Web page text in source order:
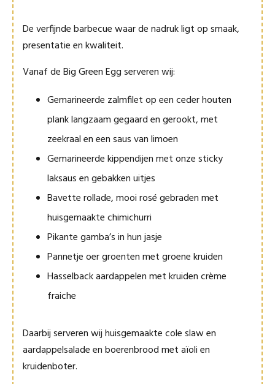
De verfijnde barbecue waar de nadruk ligt op smaak,
presentatie en kwaliteit.
Vanaf de Big Green Egg serveren wij:
Gemarineerde zalmfilet op een ceder houten
plank langzaam gegaard en gerookt, met
zeekraal en een saus van limoen
Gemarineerde kippendijen met onze sticky
laksaus en gebakken uitjes
Bavette rollade, mooi rosé gebraden met
huisgemaakte chimichurri
Pikante gamba’s in hun jasje
Pannetje oer groenten met groene kruiden
Hasselback aardappelen met kruiden crème
fraiche
Daarbij serveren wij huisgemaakte cole slaw en
aardappelsalade en boerenbrood met aïoli en
kruidenboter.